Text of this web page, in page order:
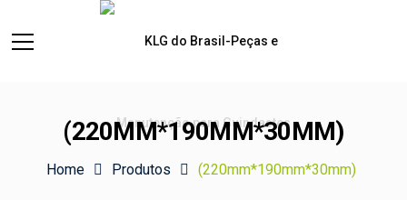
(220MM*190MM*30MM)
Home Produtos (220mm*190mm*30mm)